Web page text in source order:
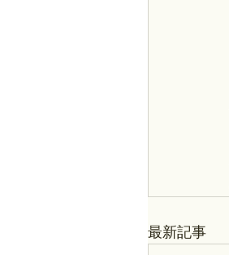
最新記事